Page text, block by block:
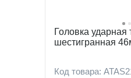
Головка
шестигранная
Код товара: